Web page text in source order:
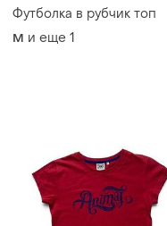
Футболка в рубчик топ
M и еще 1